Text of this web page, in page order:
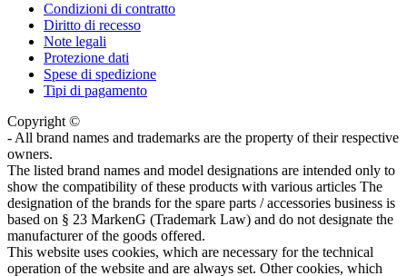
Condizioni di contratto
Diritto di recesso
Note legali
Protezione dati
Spese di spedizione
Tipi di pagamento
Copyright ©
- All brand names and trademarks are the property of their respective
owners.
The listed brand names and model designations are intended only to
show the compatibility of these products with various articles The
designation of the brands for the spare parts / accessories business is
based on § 23 MarkenG (Trademark Law) and do not designate the
manufacturer of the goods offered.
This website uses cookies, which are necessary for the technical
operation of the website and are always set. Other cookies, which